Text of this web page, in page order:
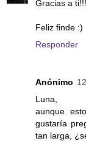
Gracias a
Feliz finde :)
Responder
Anónimo
Luna,
aunque
gustaría
tan larga,